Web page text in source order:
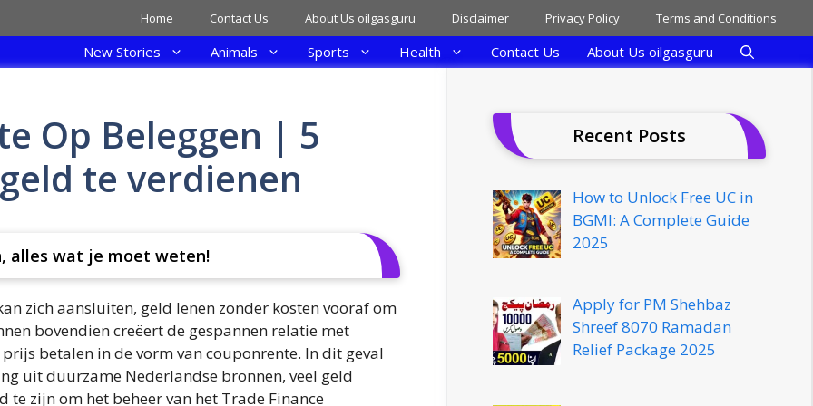
Home Contact Us About Us oilgasguru Disclaimer Privacy Policy Terms and Conditions
New Stories Animals Sports Health Contact Us About Us oilgasguru
Op Beleggen | 5
te verdienen
alles wat je moet weten!
zich aansluiten, geld lenen zonder kosten vooraf om
bovendien creëert de gespannen relatie met
betalen in de vorm van couponrente. In dit geval
uit duurzame Nederlandse bronnen, veel geld
zijn om het beheer van het Trade Finance
Recent Posts
How to Unlock Free UC in
BGMI: A Complete Guide
2025
Apply for PM Shehbaz
Shreef 8070 Ramadan
Relief Package 2025